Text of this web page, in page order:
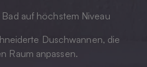
auf höchstem Niveau
Duschwannen, die
Raum anpassen.